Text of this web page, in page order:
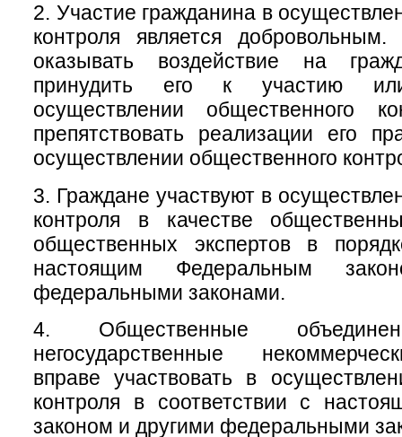
2. Участие гражданина в
контроля является
оказывать воздействие на
принудить его к участию
осуществлении общественного
препятствовать реализации его
осуществлении общественного
3. Граждане участвуют в
контроля в качестве
общественных экспертов в
настоящим Федеральным
федеральными законами.
4. Общественные
негосударственные
вправе участвовать в
контроля в соответствии с
законом и другими федеральными